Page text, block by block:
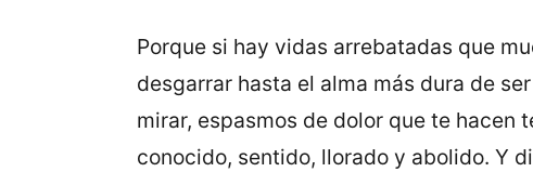
Porque si hay vidas arrebatadas que
desgarrar hasta el alma más dura de
mirar, espasmos de dolor que te hacen
conocido, sentido, llorado y abolido. Y